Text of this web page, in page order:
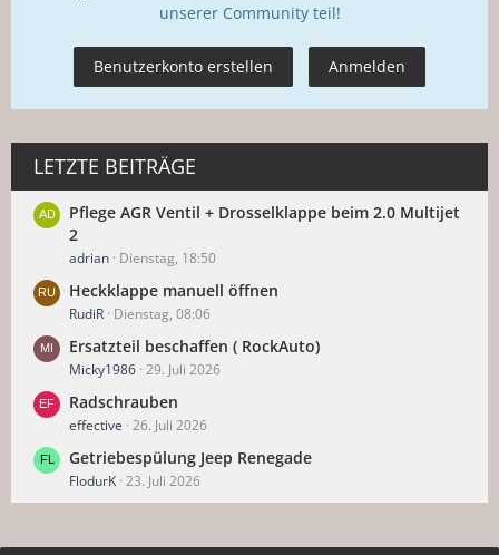
unserer Community teil!
Benutzerkonto erstellen Anmelden
LETZTE BEITRÄGE
Pflege AGR Ventil + Drosselklappe beim 2.0 Multijet
2
adrian Dienstag, 18:50
Heckklappe manuell öffnen
RudiR Dienstag, 08:06
Ersatzteil beschaffen ( RockAuto)
Micky1986 29. Juli 2026
Radschrauben
effective 26. Juli 2026
Getriebespülung Jeep Renegade
FlodurK 23. Juli 2026